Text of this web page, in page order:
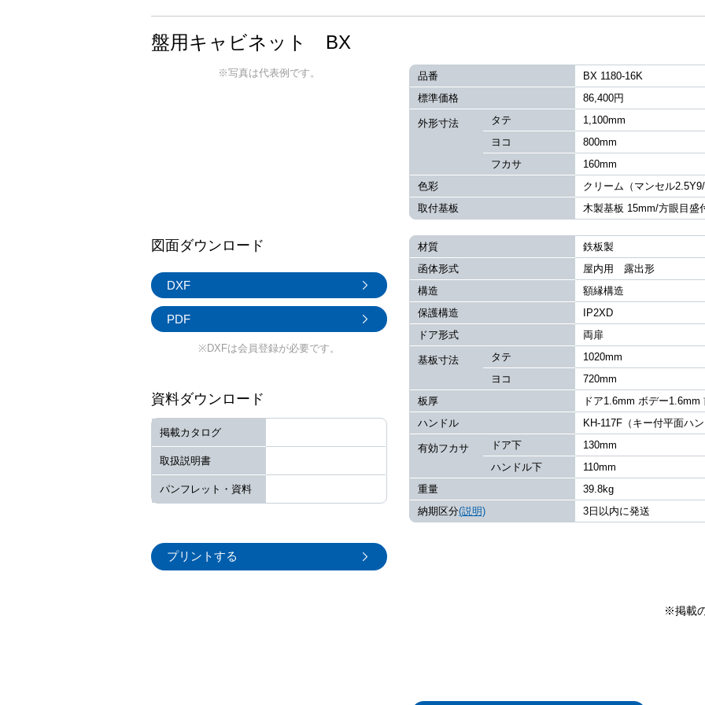
盤用キャビネット BX
※写真は代表例です。 品番
BX 1180-16K
標準価格
86,400円
外形寸法 タテ
1,100mm
ヨコ
800mm
フカサ
160mm
色彩
クリーム（マンセル
取付基板
木製基板 15mm/方眼目盛
図面ダウンロード
DXF
PDF
※DXFは会員登録が必要です。
資料ダウンロード
掲載カタログ
取扱説明書
パンフレット・資料
プリントする
材質
鉄板製
函体形式
屋内用 露出形
構造
額縁構造
保護構造
IP2XD
ドア形式
両扉
基板寸法 タテ
1020mm
ヨコ
720mm
板厚
ドア1.6mm ボデー1.6mm
ハンドル
KH-117F（キー付平面ハ
有効フカサ ドア下
130mm
ハンドル下
110mm
重量
39.8kg
納期区分(説明) 3日以内に発送
※掲載